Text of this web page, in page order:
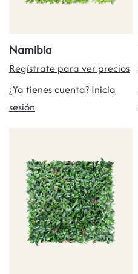
Namibia
Regístrate para ver precios
¿Ya tienes cuenta? Inicia
sesión